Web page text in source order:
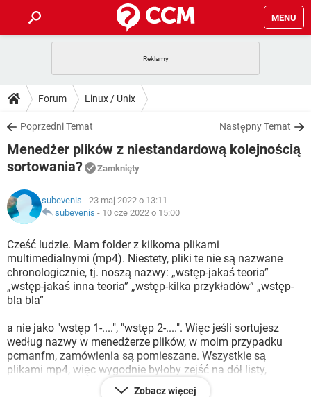
MENU
GRY
SPOTIFY
INSTAGRAM FACEBOOK
WINDOWS 10
PORADY
PlayStation
SPOTIFY
WINDOWS 10
DO POBRANIA
ANDROID TIKTOK
GRY
IOS
INSTAGRAM
WINDOWS 10
FORUM
GRY WHATSAPP
INSTAGRAM FACEBOOK
WINDOWS 10
ARTYKUŁY
COVID-19
GRY WHATSAPP
SPOTIFY NETFLIX
INSTAGRAM FACEBOOK
Forum Linux / Unix
Poprzedni Temat Następny Temat
Menedżer plików z niestandardową kolejnością
sortowania?
Zamknięty
subevenis - 23 maj 2022 o 13:11
subevenis - 10 cze 2022 o 15:00
Cześć ludzie. Mam folder z kilkoma plikami
multimedialnymi (mp4). Niestety, pliki te nie są nazwane
chronologicznie, tj. noszą nazwy: „wstęp-jakaś teoria”
„wstęp-jakaś inna teoria” „wstęp-kilka przykładów” „wstęp-
bla bla”
a nie jako "wstęp 1-....", "wstęp 2-....". Więc jeśli sortujesz
według nazwy w menedżerze plików, w moim przypadku
pcmanfm, zamówienia są pomieszane. Wszystkie są
plikami mp4, więc wygodnie byłoby zejść na dół listy,
nacisnąć Enter i odtworzyć VLC.
Zobacz więcej